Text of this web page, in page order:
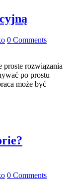
0 Comments
proste rozwiązania
po prostu
może być
0 Comments